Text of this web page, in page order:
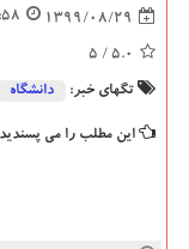
1399/08/29
5.0
/ 5
تگهای خبر: دانشگاه‌
این مطلب را می